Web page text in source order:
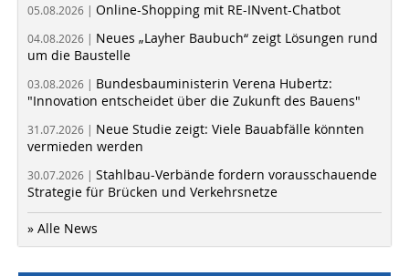
05.08.2026 | Online-Shopping mit RE-INvent-Chatbot
04.08.2026 | Neues „Layher Baubuch“ zeigt Lösungen rund
um die Baustelle
03.08.2026 | Bundesbauministerin Verena Hubertz:
"Innovation entscheidet über die Zukunft des Bauens"
31.07.2026 | Neue Studie zeigt: Viele Bauabfälle könnten
vermieden werden
30.07.2026 | Stahlbau-Verbände fordern vorausschauende
Strategie für Brücken und Verkehrsnetze
» Alle News